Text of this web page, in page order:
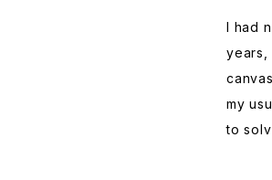
I had
years,
my
to